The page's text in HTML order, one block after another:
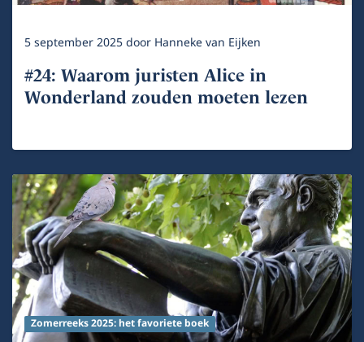
5 september 2025door Hanneke van Eijken
#24: Waarom juristen Alice in
Wonderland zouden moeten lezen
Zomerreeks 2025: het favoriete boek